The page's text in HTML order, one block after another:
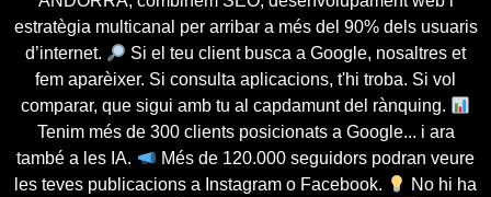
estratègia multicanal per arribar a més del 90% dels usuaris
d’internet.
Si el teu client busca a Google, nosaltres et
fem aparèixer. Si consulta aplicacions, t'hi troba. Si vol
comparar, que sigui amb tu al capdamunt del rànquing.
Tenim més de 300 clients posicionats a Google... i ara
també a les IA.
Més de 120.000 seguidors podran veure
les teves publicacions a Instagram o Facebook.
No hi ha